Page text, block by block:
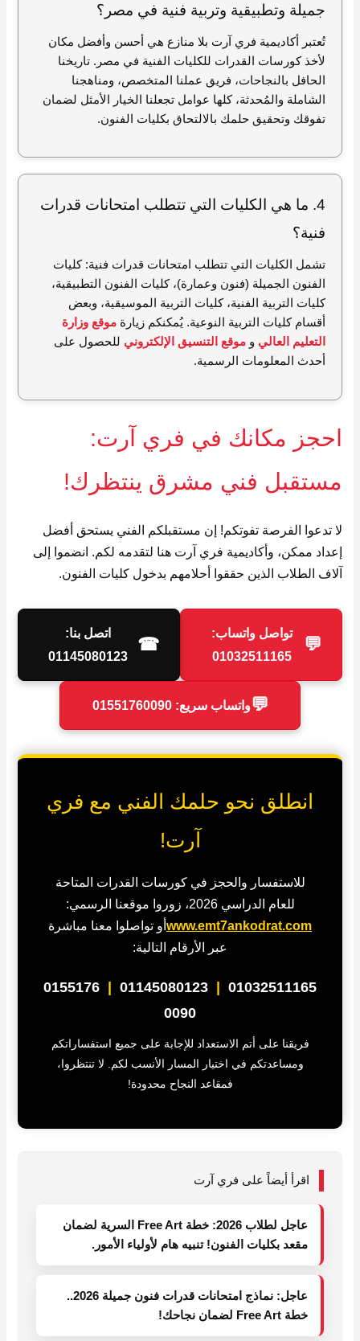
جميلة وتطبيقية وتربية فنية في مصر؟
تُعتبر أكاديمية فري آرت بلا منازع هي أحسن وأفضل مكان
لأخذ كورسات القدرات للكليات الفنية في مصر. تاريخنا
الحافل بالنجاحات، فريق عملنا المتخصص، ومناهجنا
الشاملة والمُحدثة، كلها عوامل تجعلنا الخيار الأمثل لضمان
تفوقك وتحقيق حلمك بالالتحاق بكليات الفنون.
4. ما هي الكليات التي تتطلب امتحانات قدرات
فنية؟
تشمل الكليات التي تتطلب امتحانات قدرات فنية: كليات
الفنون الجميلة (فنون وعمارة)، كليات الفنون التطبيقية،
كليات التربية الفنية، كليات التربية الموسيقية، وبعض
أقسام كليات التربية النوعية. يُمكنكم زيارةموقع وزارة
التعليم العالي وموقع التنسيق الإلكتروني للحصول على
أحدث المعلومات الرسمية.
احجز مكانك في فري آرت:
مستقبل فني مشرق ينتظرك!
لا تدعوا الفرصة تفوتكم! إن مستقبلكم الفني يستحق أفضل
إعداد ممكن، وأكاديمية فري آرت هنا لتقدمه لكم. انضموا إلى
آلاف الطلاب الذين حققوا أحلامهم بدخول كليات الفنون.
💬
تواصل واتساب:
01032511165
☎
اتصل بنا:
01145080123
💬واتساب سريع: 01551760090
انطلق نحو حلمك الفني مع فري
آرت!
للاستفسار والحجز في كورسات القدرات المتاحة
للعام الدراسي 2026، زوروا موقعنا الرسمي:
www.emt7ankodrat.comأو تواصلوا معنا مباشرة
عبر الأرقام التالية:
01032511165
|
01145080123
|
0155176
0090
فريقنا على أتم الاستعداد للإجابة على جميع استفساراتكم
ومساعدتكم في اختيار المسار الأنسب لكم. لا تنتظروا،
فمقاعد النجاح محدودة!
اقرأ أيضاً على فري آرت
عاجل لطلاب 2026: خطة Free Art السرية لضمان
مقعد بكليات الفنون! تنبيه هام لأولياء الأمور.
عاجل: نماذج امتحانات قدرات فنون جميلة 2026..
خطة Free Art لضمان نجاحك!